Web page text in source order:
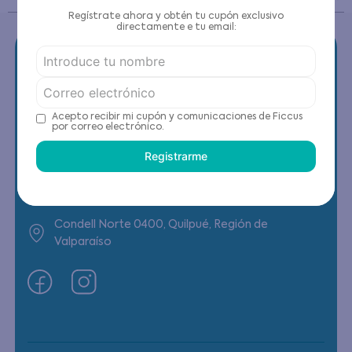
Contáctanos
(22) 6178818 - Compras Internet
Condell Norte 0400, Quilpué, Región de
Valparaíso
Regístrate ahora y obtén tu cupón exclusivo
directamente e tu email:
Acepto recibir mi cupón y comunicaciones de Ficcus
por correo electrónico.
Registrarme